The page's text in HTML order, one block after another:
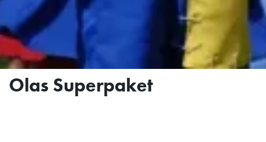
Olas Superpaket